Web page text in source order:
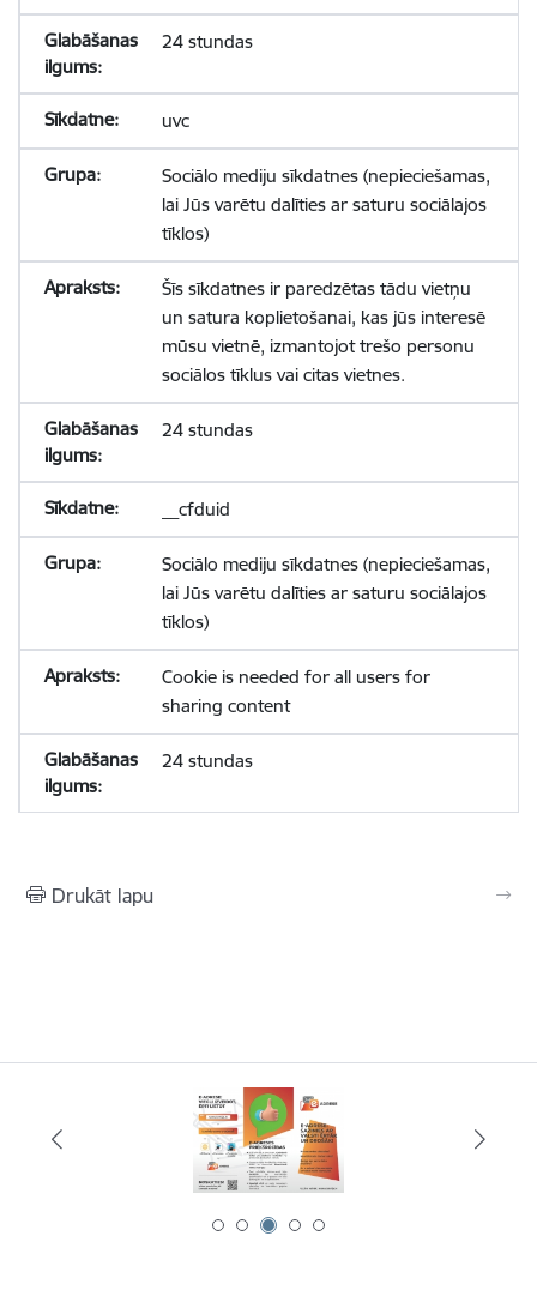
24 stundas
uvc
Sociālo mediju sīkdatnes (nepieciešamas,
lai Jūs varētu dalīties ar saturu sociālajos
tīklos)
Šīs sīkdatnes ir paredzētas tādu vietņu
un satura koplietošanai, kas jūs interesē
mūsu vietnē, izmantojot trešo personu
sociālos tīklus vai citas vietnes.
24 stundas
__cfduid
Sociālo mediju sīkdatnes (nepieciešamas,
lai Jūs varētu dalīties ar saturu sociālajos
tīklos)
Cookie is needed for all users for
sharing content
24 stundas
Drukāt lapu